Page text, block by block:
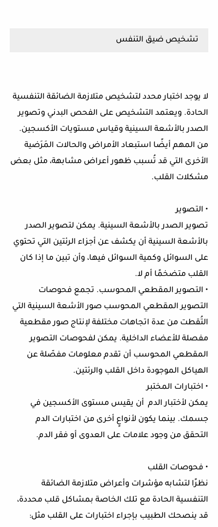
تشخيص ضيق التنفس
لا يوجد اختبار محدد لتشخيص متلازمة الضائقة التنفسية
الحادة. ويعتمد التشخيص على الفحص البدني وتصوير
الصدر بالأشعة السينية وقياس مستويات الأكسجين.
من المهم أيضًا استبعاد الأمراض والحالات المَرَضية
الأخرى التي قد تُسبب ظهور أعراض مشابهة، مثل بعض
مشكلات القلب.
• التصوير
تصوير الصدر بالأشعة السينية. يمكن لتصوير الصدر
بالأشعة السينية أن يكشف عن أجزاء الرئتين التي تحتوي
على السوائل وكمية السوائل فيها، وأن تبين ما إذا كان
القلب متضخمًا أم لا.
• التصوير المقطعي المحوسب. تجمع فحوصات
التصوير المقطعي المحوسب صور الأشعة السينية التي
التُقطت من عدة اتجاهات مختلفة لإنتاج صور مقطعية
مفصلة للأعضاء الداخلية. يمكن لفحوصات التصوير
المقطعي المحوسب أن تقدم معلومات مفصّلة عن
الهياكل الموجودة داخل القلب والرئتين.
• اختبارات المختبر
يمكن لأختبار الدم أن يقيس مستوى الأكسجين في
جسمك. بينما يكون لأنواعٍ أخرى من اختبارات الدم
التحقق من وجود علامات على العدوى أو فقر الدم.
• فحوصات القلب
نظرًا لتشابه مؤشرات وأعراض متلازمة الضائقة
التنفسية الحادة مع تلك الخاصة بمشاكل قلب محددة،
قد ينصحك الطبيب بإجراء اختبارات على القلب مثل: